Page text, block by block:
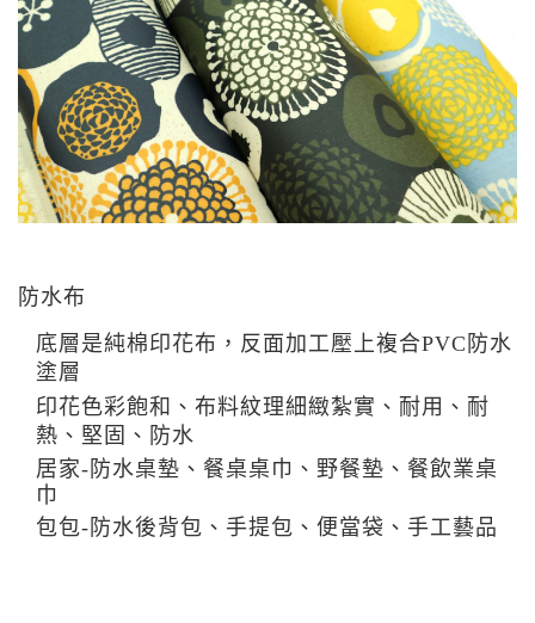
防水布
底層是純棉印花布，反面加工壓上複合PVC防水
塗層
印花色彩飽和、布料紋理細緻紮實 、 耐用、耐
熱、堅固、防水
居家- 防水桌墊 、 餐桌桌巾、野餐墊、餐飲業桌
巾
包包-防水後背包 、 手提包 、 便當袋 、 手工藝品